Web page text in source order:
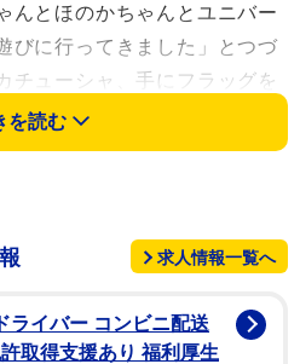
とほのかちゃんとユニバー
びに行ってきました」とつづ
チューシャ、手にフラッグを
び跳ね踊りまくる3人の動画
び尽くして1日で28000歩あ
足の1日を振り返った。
人が童心に返ったようにはし
ノリノリですね。30オーバー
を読む
求人情報一覧へ
ライバー コンビニ配送
取得支援あり 福利厚生